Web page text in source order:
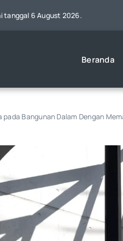
tanggal 6 August 2026.
Beranda
pada Bangunan Dalam Dengan